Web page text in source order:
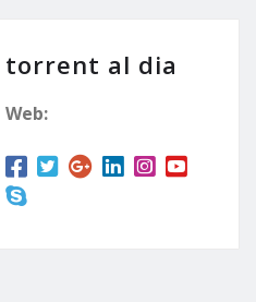
torrent al dia
Web: